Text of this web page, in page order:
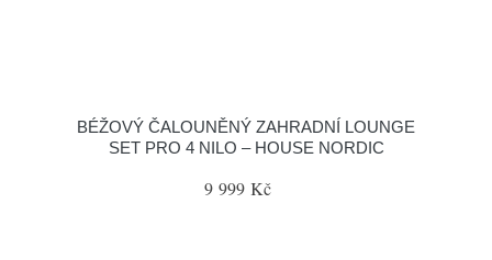
BÉŽOVÝ ČALOUNĚNÝ ZAHRADNÍ LOUNGE
SET PRO 4 NILO – HOUSE NORDIC
9 999 Kč